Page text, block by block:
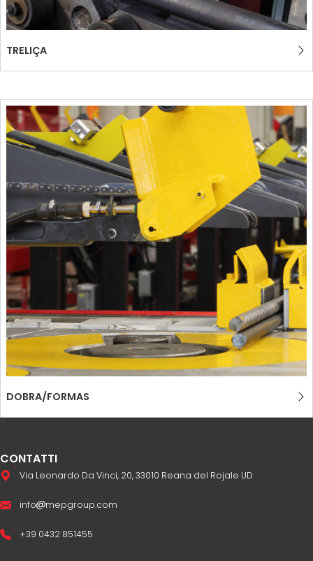
TRELIÇA
DOBRA/FORMAS
CONTATTI
Via Leonardo Da Vinci, 20, 33010 Reana del Rojale UD
info mepgroup.com
+39 0432 851455